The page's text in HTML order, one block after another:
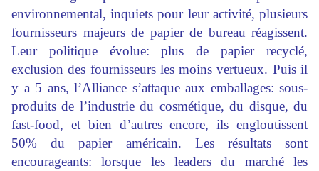
environnemental, inquiets pour leur activité, plusieurs
fournisseurs majeurs de papier de bureau réagissent.
Leur politique évolue: plus de papier recyclé,
exclusion des fournisseurs les moins vertueux. Puis il
y a 5 ans, l’Alliance s’attaque aux emballages: sous-
produits de l’industrie du cosmétique, du disque, du
fast-food, et bien d’autres encore, ils engloutissent
50% du papier américain. Les résultats sont
encourageants: lorsque les leaders du marché les